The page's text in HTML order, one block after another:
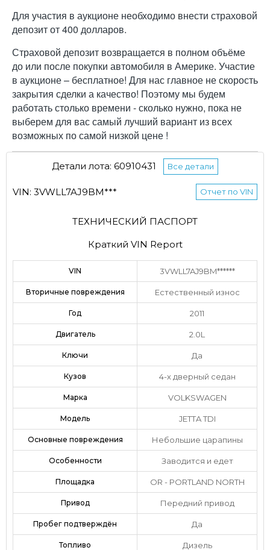
Для участия в аукционе необходимо внести страховой
депозит от 400 долларов.
Страховой депозит возвращается в полном объёме
до или после покупки автомобиля в Америке. Участие
в аукционе – бесплатное! Для нас главное не скорость
закрытия сделки а качество! Поэтому мы будем
работать столько времени - сколько нужно, пока не
выберем для вас самый лучший вариант из всех
возможных по самой низкой цене !
Детали лота: 60910431 Все детали
VIN: 3VWLL7AJ9BM*** Отчет по VIN
ТЕХНИЧЕСКИЙ ПАСПОРТ
Краткий VIN Report
VIN 3VWLL7AJ9BM******
Вторичные повреждения Естественный износ
Год 2011
Двигатель 2.0L
Ключи Да
Кузов 4-х дверный седан
Марка VOLKSWAGEN
Модель JETTA TDI
Основные повреждения Небольшие царапины
Особенности Заводится и едет
Площадка OR - PORTLAND NORTH
Привод Передний привод
Пробег подтверждён Да
Топливо Дизель